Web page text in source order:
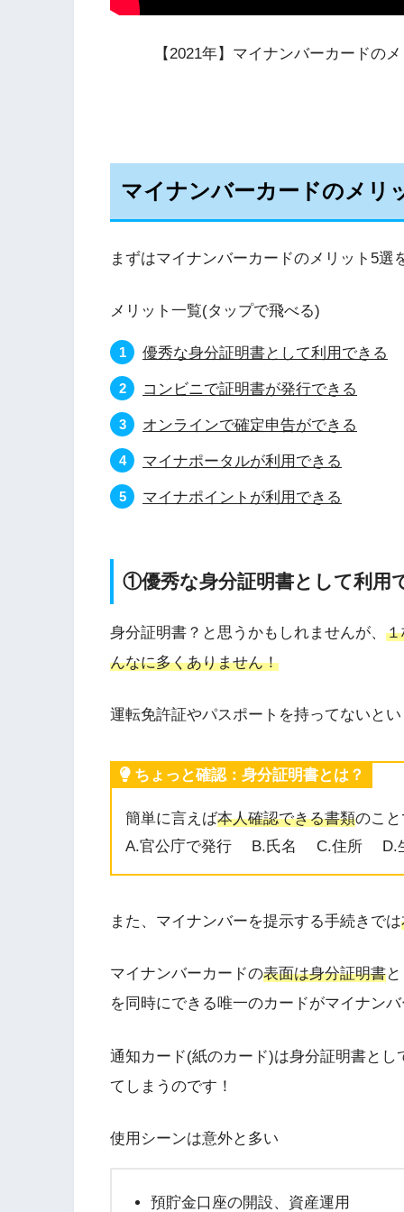
【2021年】マイナンバーカードの
マイナンバーカードのメリ
まずはマイナンバーカードのメリット 5選
メリット一覧(タップで飛べる)
優秀な身分証明書として利用できる
コンビニで証明書が発行できる
オンラインで確定申告ができる
マイナポータルが利用できる
マイナポイントが利用できる
①優秀な身分証明書として利用
身分証明書？と思うかもしれませんが、
んなに多くありません！
運転免許証やパスポートを持ってないと
ちょっと確認：身分証明書とは？
簡単に言えば本人確認できる書類のこ
A.官公庁で発行 B.氏名 C.住所 D.
また、マイナンバーを提示する手続きでは
マイナンバーカードの表面は身分証明書
を同時にできる唯一のカードがマイナン
通知カード(紙のカード)は身分証明書と
てしまうのです！
使用シーンは意外と多い
預貯金口座の開設、資産運用